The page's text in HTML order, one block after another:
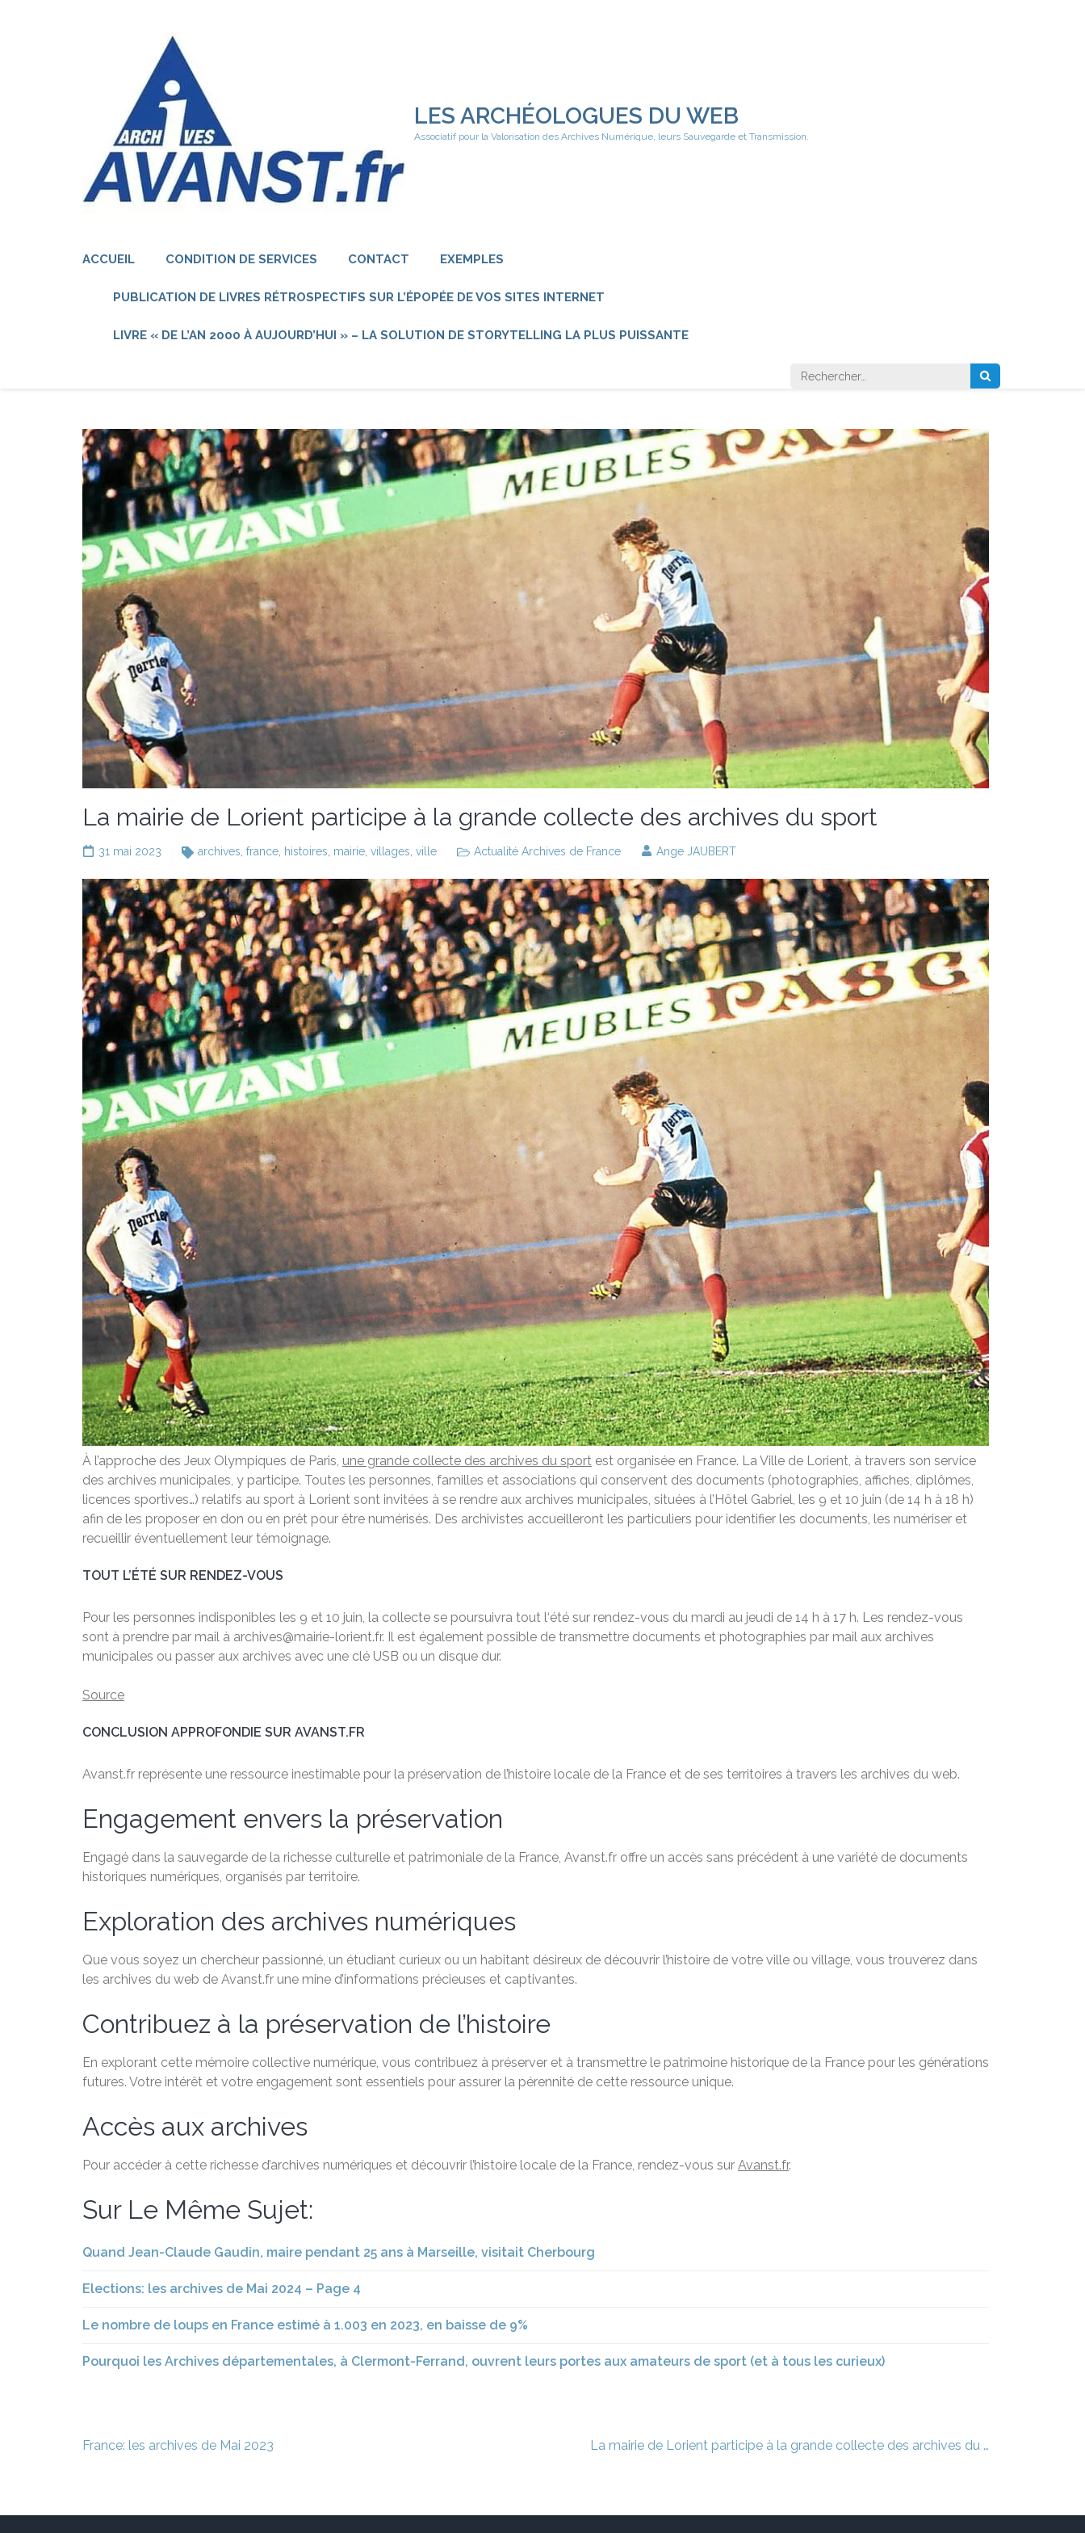
LES ARCHÉOLOGUES DU WEB
Associatif pour la Valorisation des Archives Numérique, leurs Sauvegarde et Transmission.
ACCUEIL CONDITION DE SERVICES CONTACT EXEMPLES
PUBLICATION DE LIVRES RÉTROSPECTIFS SUR L’ÉPOPÉE DE VOS SITES INTERNET
LIVRE « DE L’AN 2000 À AUJOURD’HUI » – LA SOLUTION DE STORYTELLING LA PLUS PUISSANTE
Rechercher :
La mairie de Lorient participe à la grande collecte des archives du sport
31 mai 2023 archives, france, histoires, mairie, villages, ville Actualité Archives de France Ange JAUBERT
À l’approche des Jeux Olympiques de Paris, une grande collecte des archives du sport est organisée en France. La Ville de Lorient, à travers son service
des archives municipales, y participe. Toutes les personnes, familles et associations qui conservent des documents (photographies, affiches, diplômes,
licences sportives…) relatifs au sport à Lorient sont invitées à se rendre aux archives municipales, situées à l’Hôtel Gabriel, les 9 et 10 juin (de 14 h à 18 h)
afin de les proposer en don ou en prêt pour être numérisés. Des archivistes accueilleront les particuliers pour identifier les documents, les numériser et
recueillir éventuellement leur témoignage.
TOUT L’ÉTÉ SUR RENDEZ-VOUS
Pour les personnes indisponibles les 9 et 10 juin, la collecte se poursuivra tout l‘été sur rendez-vous du mardi au jeudi de 14 h à 17 h. Les rendez-vous
sont à prendre par mail à archives@mairie-lorient.fr. Il est également possible de transmettre documents et photographies par mail aux archives
municipales ou passer aux archives avec une clé USB ou un disque dur.
Source
CONCLUSION APPROFONDIE SUR AVANST.FR
Avanst.fr représente une ressource inestimable pour la préservation de l’histoire locale de la France et de ses territoires à travers les archives du web.
Engagement envers la préservation
Engagé dans la sauvegarde de la richesse culturelle et patrimoniale de la France, Avanst.fr offre un accès sans précédent à une variété de documents
historiques numériques, organisés par territoire.
Exploration des archives numériques
Que vous soyez un chercheur passionné, un étudiant curieux ou un habitant désireux de découvrir l’histoire de votre ville ou village, vous trouverez dans
les archives du web de Avanst.fr une mine d’informations précieuses et captivantes.
Contribuez à la préservation de l’histoire
En explorant cette mémoire collective numérique, vous contribuez à préserver et à transmettre le patrimoine historique de la France pour les générations
futures. Votre intérêt et votre engagement sont essentiels pour assurer la pérennité de cette ressource unique.
Accès aux archives
Pour accéder à cette richesse d’archives numériques et découvrir l’histoire locale de la France, rendez-vous sur Avanst.fr.
Sur Le Même Sujet:
Quand Jean-Claude Gaudin, maire pendant 25 ans à Marseille, visitait Cherbourg
Elections: les archives de Mai 2024 – Page 4
Le nombre de loups en France estimé à 1.003 en 2023, en baisse de 9%
Pourquoi les Archives départementales, à Clermont-Ferrand, ouvrent leurs portes aux amateurs de sport (et à tous les curieux)
Navigation
France: les archives de Mai 2023 La mairie de Lorient participe à la grande collecte des archives du …